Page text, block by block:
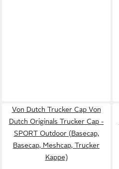
Von Dutch Trucker Cap Von
Dutch Originals Trucker Cap -
SPORT Outdoor (Basecap,
Basecap, Meshcap, Trucker
Kappe)